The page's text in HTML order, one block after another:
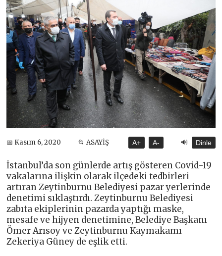
📅 Kasım 6, 2020 📂 ASAYİŞ A+ A- 🔊 Dinle
İstanbul’da son günlerde artış gösteren Covid-19
vakalarına ilişkin olarak ilçedeki tedbirleri
artıran Zeytinburnu Belediyesi pazar yerlerinde
denetimi sıklaştırdı. Zeytinburnu Belediyesi
zabıta ekiplerinin pazarda yaptığı maske,
mesafe ve hijyen denetimine, Belediye Başkanı
Ömer Arısoy ve Zeytinburnu Kaymakamı
Zekeriya Güney de eşlik etti.